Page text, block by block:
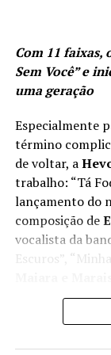
Com 11 faixas,
Sem Você” e
uma geração
Especialmente
término
de voltar, a
trabalho: “Tá
lançamento do
composição de
vocalista da
Escuros”,
Entrando com
com alguns